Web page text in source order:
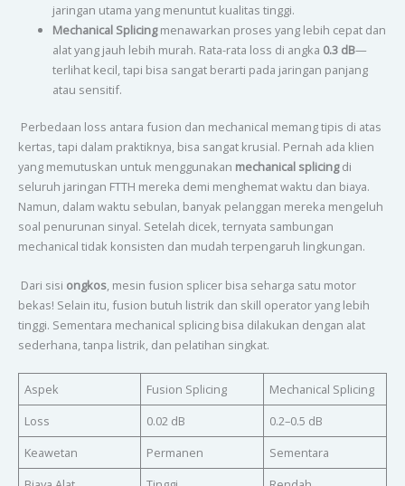
jaringan utama yang menuntut kualitas tinggi.
Mechanical Splicingmenawarkan proses yang lebih cepat dan
alat yang jauh lebih murah. Rata-rata loss di angka 0.3 dB—
terlihat kecil, tapi bisa sangat berarti pada jaringan panjang
atau sensitif.
Perbedaan loss antara fusion dan mechanical memang tipis di atas
kertas, tapi dalam praktiknya, bisa sangat krusial. Pernah ada klien
yang memutuskan untuk menggunakan mechanical splicingdi
seluruh jaringan FTTH mereka demi menghemat waktu dan biaya.
Namun, dalam waktu sebulan, banyak pelanggan mereka mengeluh
soal penurunan sinyal. Setelah dicek, ternyata sambungan
mechanical tidak konsisten dan mudah terpengaruh lingkungan.
Dari sisi ongkos, mesin fusion splicer bisa seharga satu motor
bekas! Selain itu, fusion butuh listrik dan skill operator yang lebih
tinggi. Sementara mechanical splicing bisa dilakukan dengan alat
sederhana, tanpa listrik, dan pelatihan singkat.
Aspek Fusion Splicing
Mechanical Splicing
Loss
0.02 dB
0.2–0.5 dB
Keawetan
Permanen
Sementara